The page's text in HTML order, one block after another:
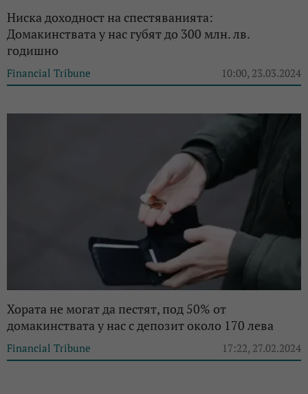
Ниска доходност на спестяванията:
Домакинствата у нас губят до 300 млн. лв.
годишно
Financial Tribune 10:00, 23.03.2024
Хората не могат да пестят, под 50% от
домакинствата у нас с депозит около 170 лева
Financial Tribune 17:22, 27.02.2024